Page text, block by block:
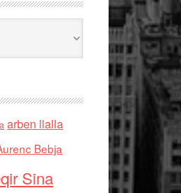
arben llalla
Bebja
Sina